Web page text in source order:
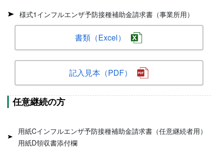
様式1インフルエンザ予防接種補助金請求書（事業所用）
書類（Excel）
記入見本（PDF）
任意継続の方
用紙Cインフルエンザ予防接種補助金請求書（任意継続者用）
用紙D領収書添付欄